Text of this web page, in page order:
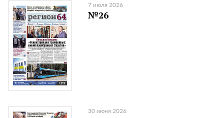
7 июля 2026
№26
30 июня 2026